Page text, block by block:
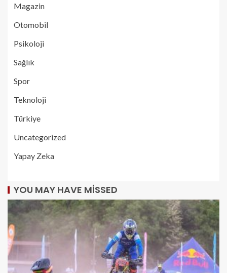
Magazin
Otomobil
Psikoloji
Sağlık
Spor
Teknoloji
Türkiye
Uncategorized
Yapay Zeka
YOU MAY HAVE MISSED